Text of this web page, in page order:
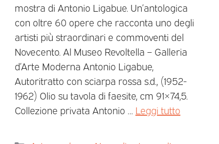
mostra di Antonio Ligabue. Un’antologica
con oltre 60 opere che racconta uno degli
artisti più straordinari e commoventi del
Novecento. Al Museo Revoltella – Galleria
d’Arte Moderna Antonio Ligabue,
Autoritratto con sciarpa rossa s.d., (1952-
1962) Olio su tavola di faesite, cm 91×74,5.
Collezione privata Antonio … Leggi tutto